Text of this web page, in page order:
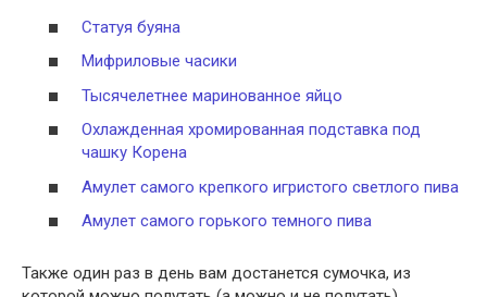
Статуя буяна
Мифриловые часики
Тысячелетнее маринованное яйцо
Охлажденная хромированная подставка под
чашку Корена
Амулет самого крепкого игристого светлого пива
Амулет самого горького темного пива
Также один раз в день вам достанется сумочка, из